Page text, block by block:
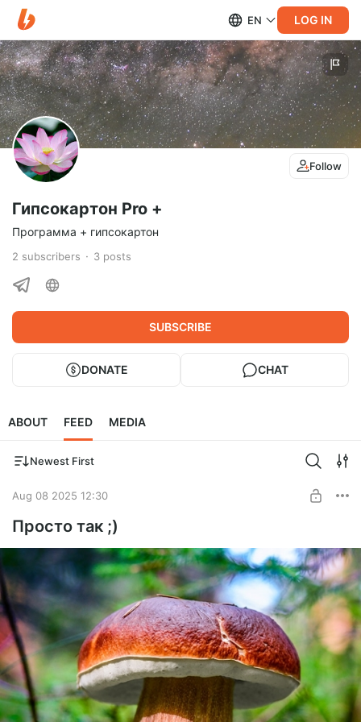
EN LOG IN
Follow
Гипсокартон Pro +
Программа + гипсокартон
2 subscribers 3 posts
SUBSCRIBE
DONATE CHAT
ABOUT FEED MEDIA
Newest First
Aug 08 2025 12:30
Просто так ;)